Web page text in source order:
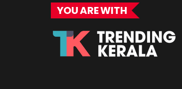
YOU ARE WITH